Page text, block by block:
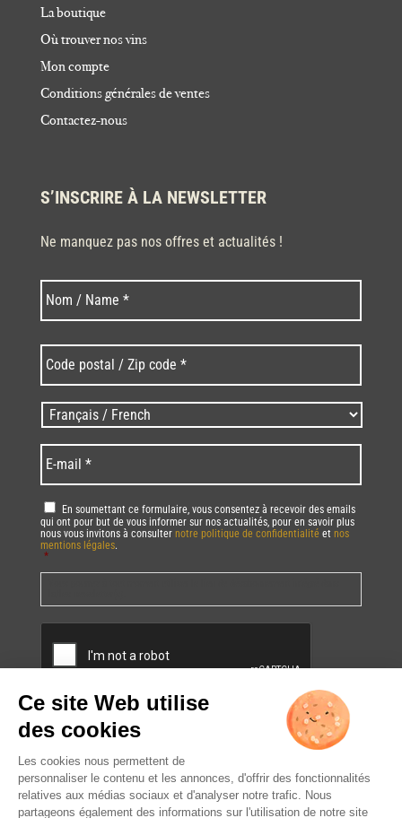
La boutique
Où trouver nos vins
Mon compte
Conditions générales de ventes
Contactez-nous
S’INSCRIRE À LA NEWSLETTER
Ne manquez pas nos offres et actualités !
Nom * Nom
postal
/
Zip
code
* *
Langues
/
Language *
mail *
RGPD *
En soumettant ce formulaire, vous consentez à recevoir des emails
qui ont pour but de vous informer sur nos actualités, pour en savoir plus
nous vous invitons à consulter notre politique de confidentialité et nos
mentions légales.
*